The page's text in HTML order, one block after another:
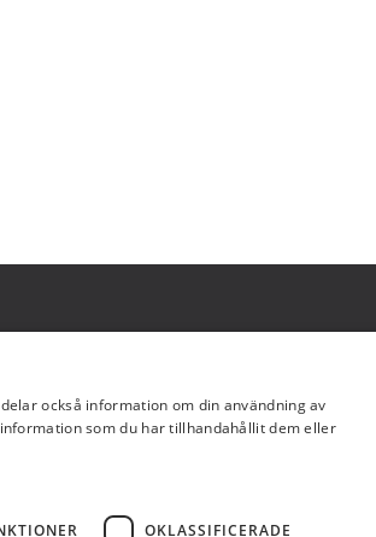
också information om din användning av
som du har tillhandahållit dem eller
OKLASSIFICERADE